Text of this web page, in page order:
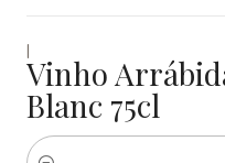
|
Vinho
Blanc 75cl